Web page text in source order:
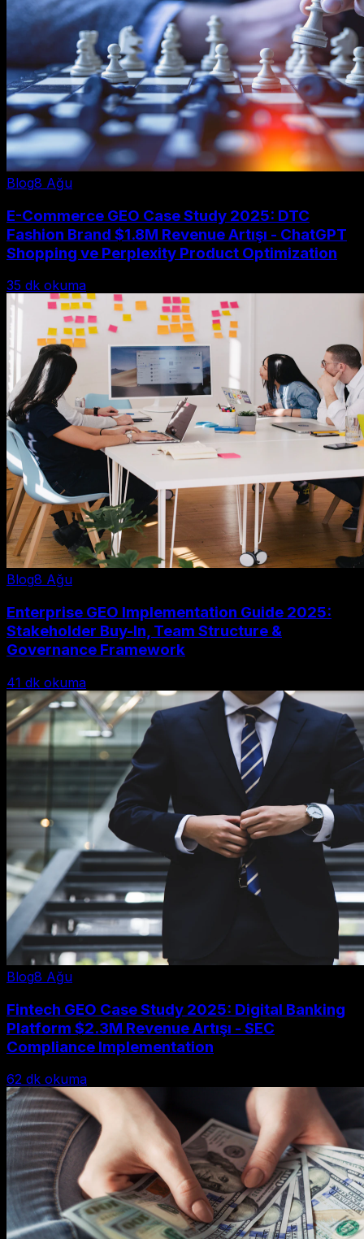
Blog8 Ağu
E-Commerce GEO Case Study 2025: DTC
Fashion Brand $1.8M Revenue Artışı - ChatGPT
Shopping ve Perplexity Product Optimization
35 dk okuma
Blog8 Ağu
Enterprise GEO Implementation Guide 2025:
Stakeholder Buy-In, Team Structure &
Governance Framework
41 dk okuma
Blog8 Ağu
Fintech GEO Case Study 2025: Digital Banking
Platform $2.3M Revenue Artışı - SEC
Compliance Implementation
62 dk okuma